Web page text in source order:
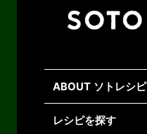
ABOUT ソトレシピ
レシピを探す